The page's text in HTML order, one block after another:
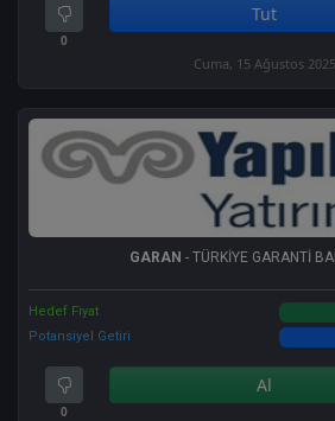
0
Tut
Cuma, 15 Ağustos 2025
GARAN - TÜRKİYE GARANTİ
Hedef Fiyat
Potansiyel Getiri
0
Al